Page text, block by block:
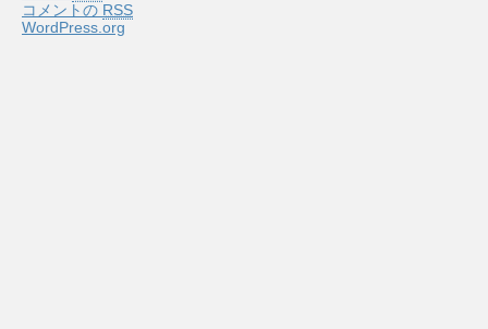
コメントの RSS
WordPress.org